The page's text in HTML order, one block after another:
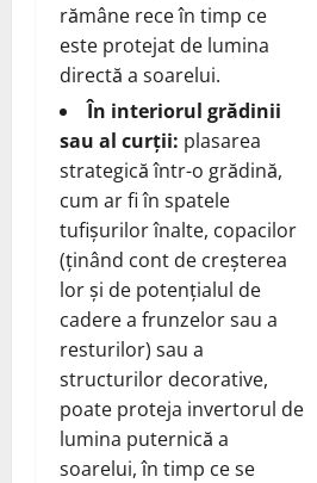
rămâne rece în timp ce
este protejat de lumina
directă a soarelui.
În interiorul grădinii
sau al curții: plasarea
strategică într-o grădină,
cum ar fi în spatele
tufișurilor înalte, copacilor
(ținând cont de creșterea
lor și de potențialul de
cadere a frunzelor sau a
resturilor) sau a
structurilor decorative,
poate proteja invertorul de
lumina puternică a
soarelui, în timp ce se